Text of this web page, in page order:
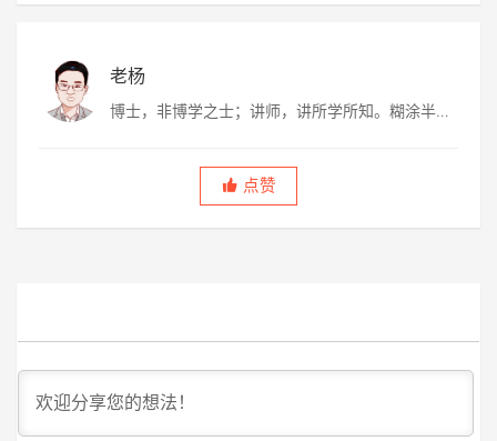
老杨
博士，非博学之士；讲师，讲所学所知。糊涂半
点赞